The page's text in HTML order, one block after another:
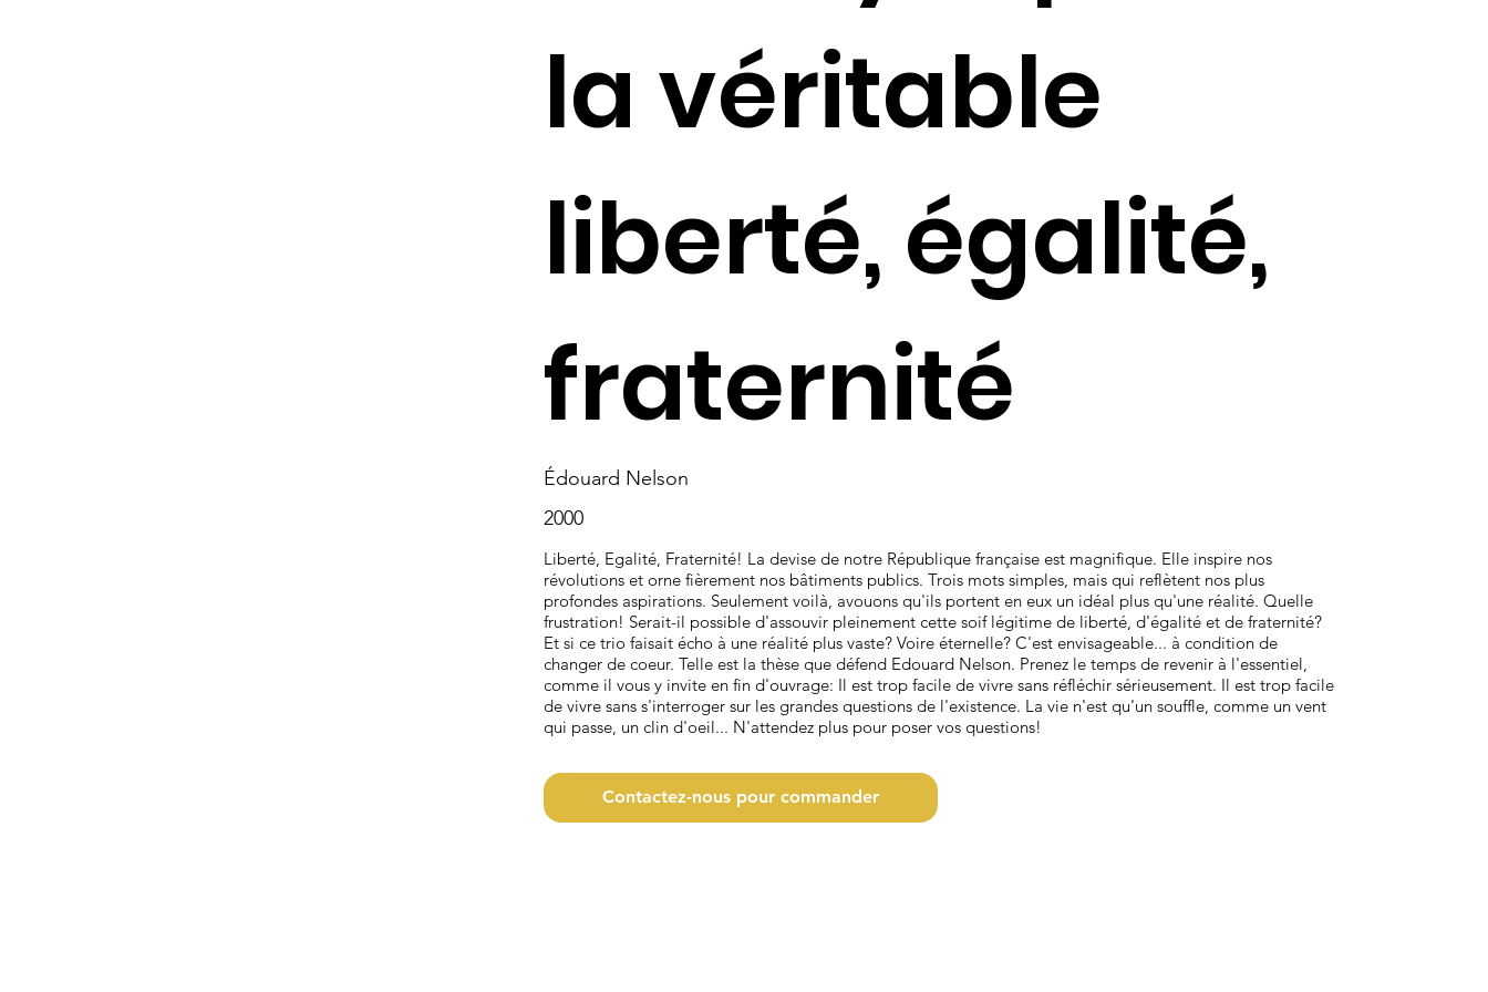
la véritable
liberté, égalité,
fraternité
Édouard Nelson
2000
Liberté, Egalité, Fraternité! La devise de notre République française est magnifique. Elle inspire nos
révolutions et orne fièrement nos bâtiments publics. Trois mots simples, mais qui reflètent nos plus
profondes aspirations. Seulement voilà, avouons qu'ils portent en eux un idéal plus qu'une réalité. Quelle
frustration! Serait-il possible d'assouvir pleinement cette soif légitime de liberté, d'égalité et de fraternité?
Et si ce trio faisait écho à une réalité plus vaste? Voire éternelle? C'est envisageable... à condition de
changer de coeur. Telle est la thèse que défend Edouard Nelson. Prenez le temps de revenir à l'essentiel,
comme il vous y invite en fin d'ouvrage: Il est trop facile de vivre sans réfléchir sérieusement. Il est trop facile
de vivre sans s'interroger sur les grandes questions de l'existence. La vie n'est qu'un souffle, comme un vent
qui passe, un clin d'oeil... N'attendez plus pour poser vos questions!
Contactez-nous pour commander